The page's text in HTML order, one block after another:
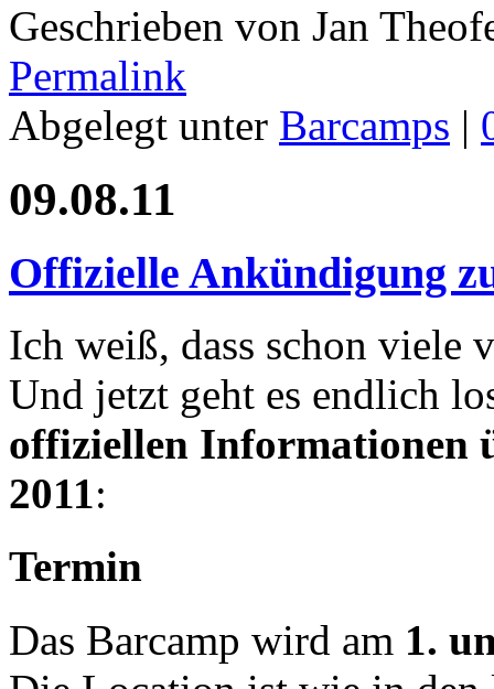
Geschrieben von Jan
Permalink
Abgelegt unter Barcamps |
09.08.11
Offizielle Ankündigung
Ich weiß, dass schon viele
Und jetzt geht es endlich
offiziellen Informationen
2011:
Termin
Das Barcamp wird am 1.